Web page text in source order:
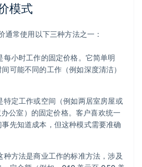
模式
通常使用以下三种方法之一：
每小时工作的固定价格。它简单明
可能不同的工作（例如深度清洁）
特定工作或空间（例如两居室房屋或
公室）的固定价格。客户喜欢统一
先知道成本，但这种模式需要准确
种方法是商业工作的标准方法，涉及